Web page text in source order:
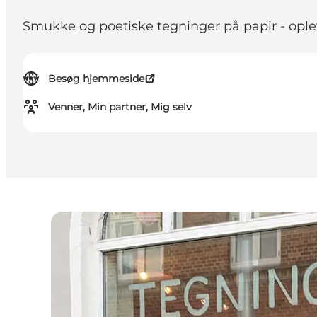
Smukke og poetiske tegninger på papir -
Besøg hjemmeside
Venner, Min partner, Mig selv